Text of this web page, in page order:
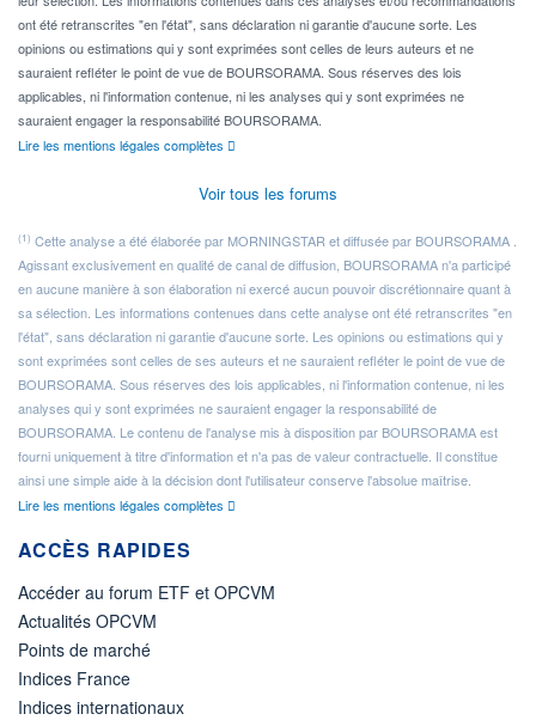
ont été retranscrites "en l'état", sans déclaration ni garantie d'aucune sorte. Les
opinions ou estimations qui y sont exprimées sont celles de leurs auteurs et ne
sauraient refléter le point de vue de BOURSORAMA. Sous réserves des lois
applicables, ni l'information contenue, ni les analyses qui y sont exprimées ne
sauraient engager la responsabilité BOURSORAMA.
Lire les mentions légales complètes
Voir tous les forums
(1) Cette analyse a été élaborée par MORNINGSTAR et diffusée par BOURSORAMA .
Agissant exclusivement en qualité de canal de diffusion, BOURSORAMA n'a participé
en aucune manière à son élaboration ni exercé aucun pouvoir discrétionnaire quant à
sa sélection. Les informations contenues dans cette analyse ont été retranscrites "en
l'état", sans déclaration ni garantie d'aucune sorte. Les opinions ou estimations qui y
sont exprimées sont celles de ses auteurs et ne sauraient refléter le point de vue de
BOURSORAMA. Sous réserves des lois applicables, ni l'information contenue, ni les
analyses qui y sont exprimées ne sauraient engager la responsabilité de
BOURSORAMA. Le contenu de l'analyse mis à disposition par BOURSORAMA est
fourni uniquement à titre d'information et n'a pas de valeur contractuelle. Il constitue
ainsi une simple aide à la décision dont l'utilisateur conserve l'absolue maîtrise.
Lire les mentions légales complètes
ACCÈS RAPIDES
Accéder au forum ETF et OPCVM
Actualités OPCVM
Points de marché
Indices France
Indices internationaux